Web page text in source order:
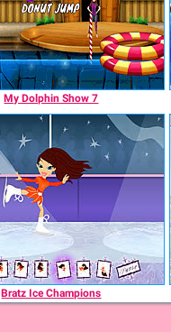
My Dolphin Show 7
Bratz Ice Champions